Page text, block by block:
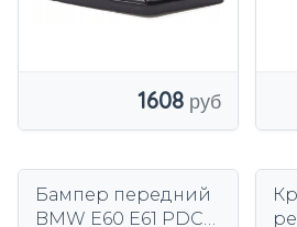
1608
Бампер передний
BMW E60 E61 PDC